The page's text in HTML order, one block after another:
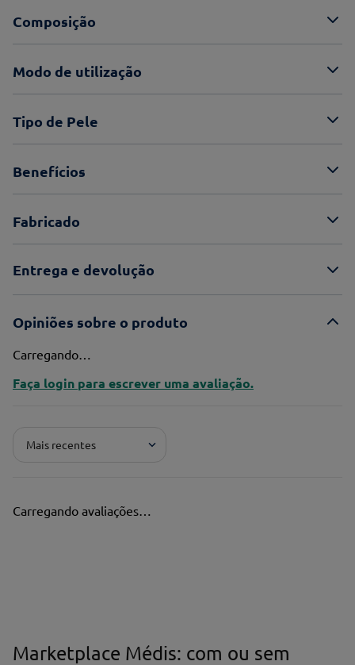
Composição
Modo de utilização
Tipo de Pele
Benefícios
Fabricado
Entrega e devolução
Opiniões sobre o produto
Carregando…
Faça login para escrever uma avaliação.
Mais recentes
Carregando avaliações…
Marketplace Médis: com ou sem